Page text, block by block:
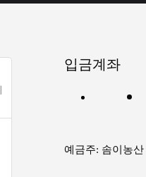
입금계좌
예금주: 솜이농산